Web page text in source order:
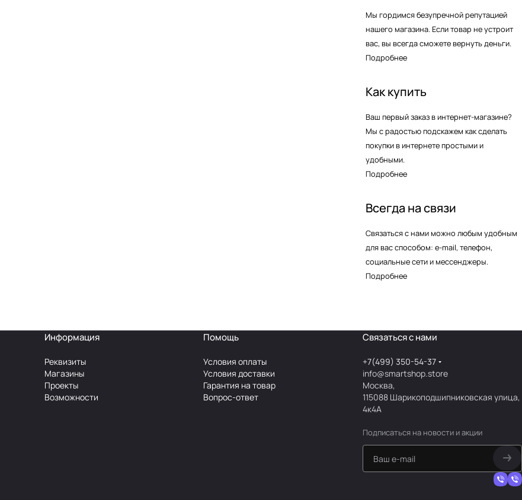
Мы гордимся безупречной репутацией
нашего магазина. Если товар не устроит
вас, вы всегда сможете вернуть деньги.
Подробнее
Как купить
Ваш первый заказ в интернет-магазине?
Мы с радостью подскажем как сделать
покупки в интернете простыми и
удобными.
Подробнее
Всегда на связи
Связаться с нами можно любым удобным
для вас способом: e-mail, телефон,
социальные сети и мессенджеры.
Подробнее
Информация
Реквизиты
Магазины
Проекты
Возможности
Помощь
Условия оплаты
Условия доставки
Гарантия на товар
Вопрос-ответ
Связаться с нами
+7(499) 350-54-37
info@smartshop.store
Москва,
115088 Шарикоподшипниковская улица,
4к4А
Подписаться на новости и акции